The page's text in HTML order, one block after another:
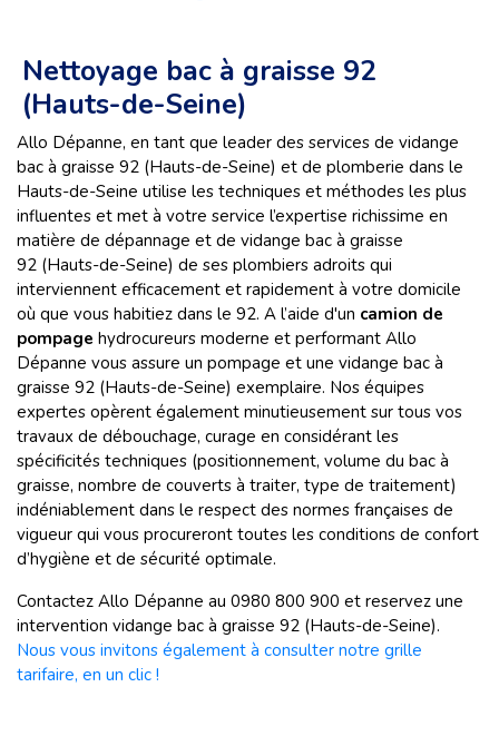
Nettoyage bac à graisse 92
(Hauts-de-Seine)
Allo Dépanne, en tant que leader des services de vidange
bac à graisse 92 (Hauts-de-Seine) et de plomberie dans le
Hauts-de-Seine utilise les techniques et méthodes les plus
influentes et met à votre service l’expertise richissime en
matière de dépannage et de vidange bac à graisse
92 (Hauts-de-Seine) de ses plombiers adroits qui
interviennent efficacement et rapidement à votre domicile
où que vous habitiez dans le 92. A l’aide d'un camion de
pompage hydrocureurs moderne et performant Allo
Dépanne vous assure un pompage et une vidange bac à
graisse 92 (Hauts-de-Seine) exemplaire. Nos équipes
expertes opèrent également minutieusement sur tous vos
travaux de débouchage, curage en considérant les
spécificités techniques (positionnement, volume du bac à
graisse, nombre de couverts à traiter, type de traitement)
indéniablement dans le respect des normes françaises de
vigueur qui vous procureront toutes les conditions de confort
d’hygiène et de sécurité optimale.
Contactez Allo Dépanne au 0980 800 900 et reservez une
intervention vidange bac à graisse 92 (Hauts-de-Seine).
Nous vous invitons également à consulter notre grille
tarifaire, en un clic !